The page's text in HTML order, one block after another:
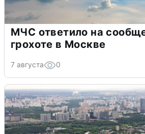
МЧС ответило на
грохоте в Москве
7 августа 0